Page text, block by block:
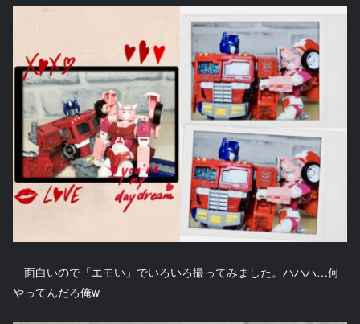
面白いので「エモい」でいろいろ撮ってみました。ハハハ…何
やってんだろ俺w